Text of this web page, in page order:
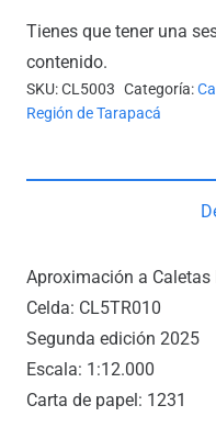
Tienes que tener una
contenido.
SKU:CL5003 Categoría:
Región de Tarapacá
Aproximación a
Celda: CL5TR010
Segunda edición 2025
Escala: 1:12.000
Carta de papel: 1231